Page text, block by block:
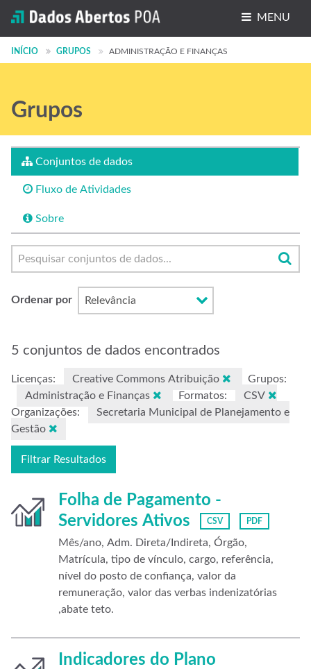
MENU
Conjuntos de dados
Grupos
INÍCIO GRUPOS ADMINISTRAÇÃO E FINANÇAS
Grupos
Conjuntos de dados
Fluxo de Atividades
Sobre
Ordenar por
5 conjuntos de dados encontrados
Licenças: Creative Commons Atribuição
Grupos:
Administração e Finanças
Formatos:
CSV
Organizações:
Secretaria Municipal de Planejamento e
Gestão
Filtrar Resultados
Folha de Pagamento -
Servidores Ativos
CSV PDF
Mês/ano, Adm. Direta/Indireta, Órgão,
Matrícula, tipo de vínculo, cargo, referência,
nível do posto de confiança, valor da
remuneração, valor das verbas indenizatórias
,abate teto.
Indicadores do Plano